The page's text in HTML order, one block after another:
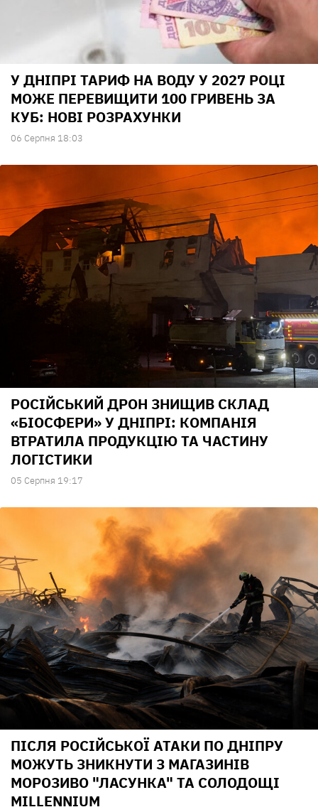
У ДНІПРІ ТАРИФ НА ВОДУ У 2027 РОЦІ
МОЖЕ ПЕРЕВИЩИТИ 100 ГРИВЕНЬ ЗА
КУБ: НОВІ РОЗРАХУНКИ
06 Серпня 18:03
РОСІЙСЬКИЙ ДРОН ЗНИЩИВ СКЛАД
«БІОСФЕРИ» У ДНІПРІ: КОМПАНІЯ
ВТРАТИЛА ПРОДУКЦІЮ ТА ЧАСТИНУ
ЛОГІСТИКИ
05 Серпня 19:17
ПІСЛЯ РОСІЙСЬКОЇ АТАКИ ПО ДНІПРУ
МОЖУТЬ ЗНИКНУТИ З МАГАЗИНІВ
МОРОЗИВО "ЛАСУНКА" ТА СОЛОДОЩІ
MILLENNIUM